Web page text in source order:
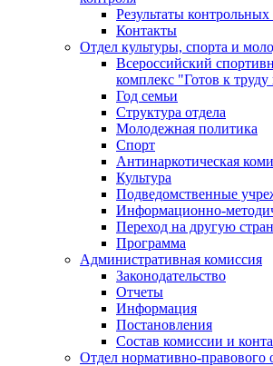
Результаты
Контакты
Отдел культуры, спорта и
Всероссийский
комплекс "Готов к
Год семьи
Структура отдела
Молодежная политика
Спорт
Антинаркотическая
Культура
Подведомственные
Информационно-
Переход на другую
Программа
Административная комиссия
Законодательство
Отчеты
Информация
Постановления
Состав комиссии и
Отдел нормативно-правового